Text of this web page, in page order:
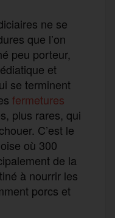
ne se
que l’on
peu porteur,
et
se terminent
fermetures
plus rares, qui
C’est le
où 300
de la
à nourrir les
porcs et